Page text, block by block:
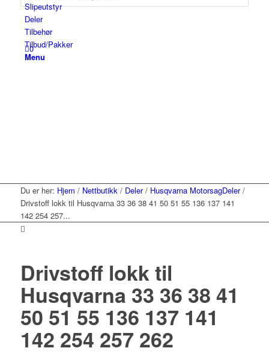
0
Slipeutstyr
Deler
Tilbehør
Tilbud/Pakker
Menu
Du er her: Hjem / Nettbutikk / Deler / Husqvarna MotorsagDeler /
Drivstoff lokk til Husqvarna 33 36 38 41 50 51 55 136 137 141
142 254 257...
Drivstoff lokk til
Husqvarna 33 36 38 41
50 51 55 136 137 141
142 254 257 262